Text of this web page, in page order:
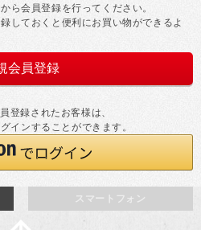
ら会員登録を行ってください。
しておくと便利にお買い物ができるよ
登録されたお客様は、
インすることができます。
スマートフォン